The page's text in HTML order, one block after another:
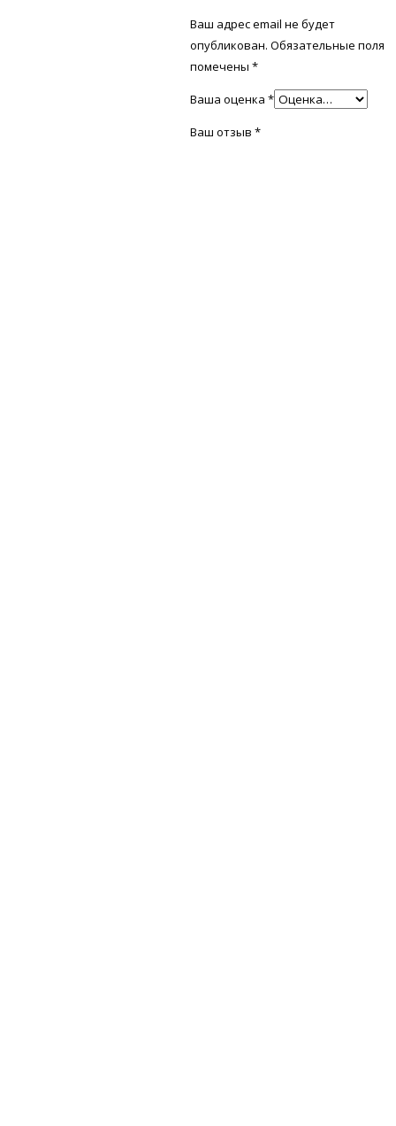
Ваш адрес email не будет
опубликован. Обязательные поля
помечены*
Ваша оценка*
Ваш отзыв*